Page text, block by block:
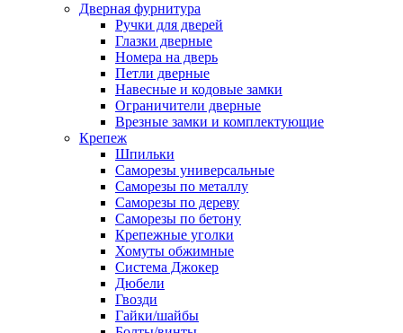
Дверная фурнитура
Ручки для дверей
Глазки дверные
Номера на дверь
Петли дверные
Навесные и кодовые замки
Ограничители дверные
Врезные замки и комплектующие
Крепеж
Шпильки
Саморезы универсальные
Саморезы по металлу
Саморезы по дереву
Саморезы по бетону
Крепежные уголки
Хомуты обжимные
Система Джокер
Дюбели
Гвозди
Гайки/шайбы